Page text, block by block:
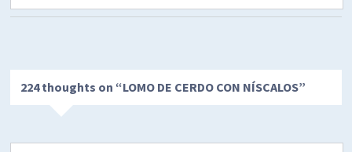
224 thoughts on “LOMO DE CERDO CON NÍSCALOS”